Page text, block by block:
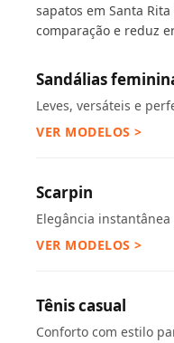
sapatos em Santa
comparação e reduz
Sandálias
Leves, versáteis e
VER MODELOS >
Scarpin
Elegância
VER MODELOS >
Tênis casual
Conforto com estilo